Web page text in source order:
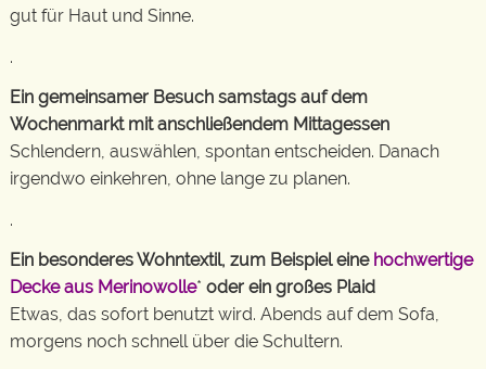
gut für Haut und Sinne.
.
Ein gemeinsamer Besuch samstags auf dem
Wochenmarkt mit anschließendem Mittagessen
Schlendern, auswählen, spontan entscheiden. Danach
irgendwo einkehren, ohne lange zu planen.
.
Ein besonderes Wohntextil, zum Beispiel eine hochwertige
Decke aus Merinowolle* oder ein großes Plaid
Etwas, das sofort benutzt wird. Abends auf dem Sofa,
morgens noch schnell über die Schultern.